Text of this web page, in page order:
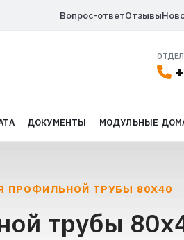
Вопрос-ответОтзывы
ДОКУМЕНТЫ МОДУЛЬНЫЕ
ПРОФИЛЬНОЙ ТРУБЫ 80Х40
трубы